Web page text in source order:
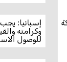
إسبانيا:
وكرامته
للوصول